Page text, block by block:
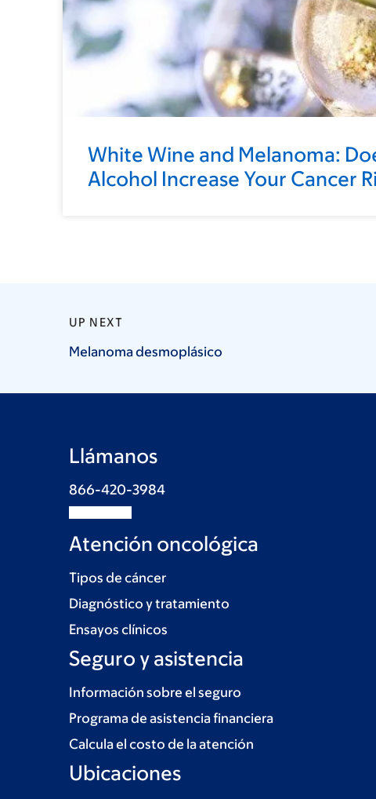
White Wine and Melanoma:
Alcohol Increase Your Cancer
UP NEXT
Melanomadesmoplásico
Llámanos
866-420-3984
Atención oncológica
Tipos de cáncer
Diagnóstico y tratamiento
Ensayos clínicos
Seguro y asistencia
Información sobre el seguro
Programa de asistencia financiera
Calcula el costo de la atención
Ubicaciones